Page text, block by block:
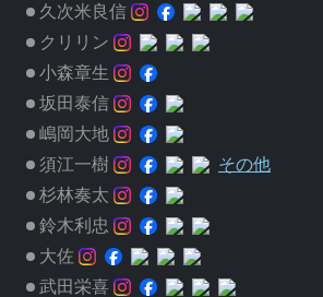
久次米良信
クリリン
小森章生
坂田泰信
嶋岡大地
須江一樹
その他
杉林奏太
鈴木利忠
大佐
武田栄喜